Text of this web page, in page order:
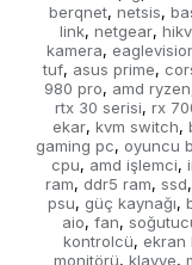
berqnet, netsis,
link, netgear,
kamera,
tuf, asus prime,
980 pro, amd ryzen
rtx 30 serisi, rx
ekar, kvm switch,
gaming pc, oyuncu
cpu, amd işlemci,
ram, ddr5 ram, ssd,
psu, güç kaynağı,
aio, fan,
kontrolcü, ekran
monitörü, klavye,